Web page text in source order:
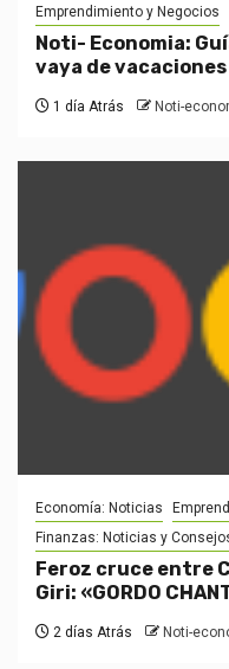
Emprendimiento y Negocios
Noti- Economia:
vaya de vacaciones
1 día Atrás Noti-
Economía: Noticias
Finanzas: Noticias y
Feroz cruce entre
Giri: «GORDO
2 días Atrás Noti-